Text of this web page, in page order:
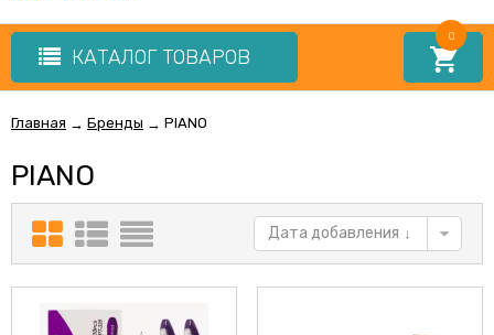
КАТАЛОГ ТОВАРОВ
0
Главная → Бренды → PIANO
PIANO
Дата добавления